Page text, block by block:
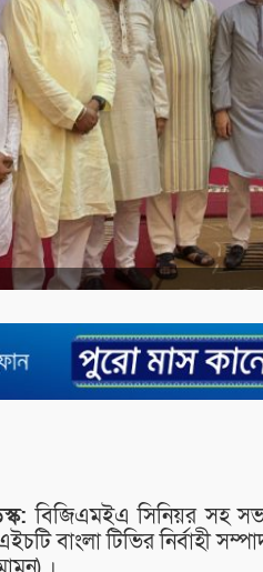
বিজিএমইএ সিনিয়র সহ
বাংলা টিভির নির্বাহী